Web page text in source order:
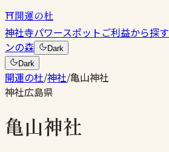
⛩開運の杜
神社寺パワースポットご利益から探す
ンの森
Dark
Dark
開運の杜/神社/亀山神社
神社広島県
亀山神社